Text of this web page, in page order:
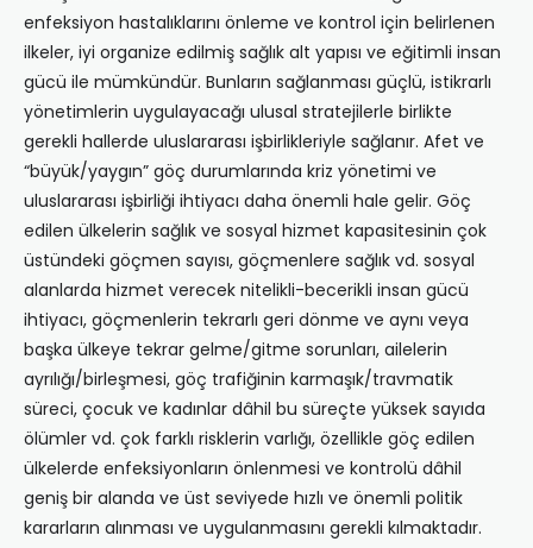
enfeksiyon hastalıklarını önleme ve kontrol için belirlenen
ilkeler, iyi organize edilmiş sağlık alt yapısı ve eğitimli insan
gücü ile mümkündür. Bunların sağlanması güçlü, istikrarlı
yönetimlerin uygulayacağı ulusal stratejilerle birlikte
gerekli hallerde uluslararası işbirlikleriyle sağlanır. Afet ve
“büyük/yaygın” göç durumlarında kriz yönetimi ve
uluslararası işbirliği ihtiyacı daha önemli hale gelir. Göç
edilen ülkelerin sağlık ve sosyal hizmet kapasitesinin çok
üstündeki göçmen sayısı, göçmenlere sağlık vd. sosyal
alanlarda hizmet verecek nitelikli-becerikli insan gücü
ihtiyacı, göçmenlerin tekrarlı geri dönme ve aynı veya
başka ülkeye tekrar gelme/gitme sorunları, ailelerin
ayrılığı/birleşmesi, göç trafiğinin karmaşık/travmatik
süreci, çocuk ve kadınlar dâhil bu süreçte yüksek sayıda
ölümler vd. çok farklı risklerin varlığı, özellikle göç edilen
ülkelerde enfeksiyonların önlenmesi ve kontrolü dâhil
geniş bir alanda ve üst seviyede hızlı ve önemli politik
kararların alınması ve uygulanmasını gerekli kılmaktadır.